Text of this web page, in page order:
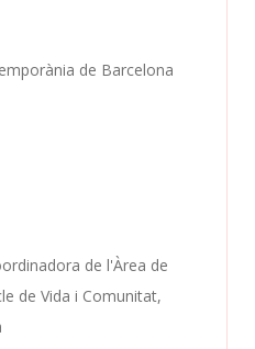
de Barcelona
de l'Àrea de
de Vida i Comunitat,